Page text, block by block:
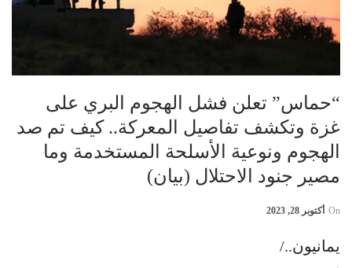
“حماس” تعلن فشل الهجوم البري على
غزة وتكشف تفاصيل المعركة.. كيف تم صد
الهجوم ونوعية الأسلحة المستخدمة وما
مصير جنود الاحتلال (بيان)
On أكتوبر 28, 2023
يمانيون../